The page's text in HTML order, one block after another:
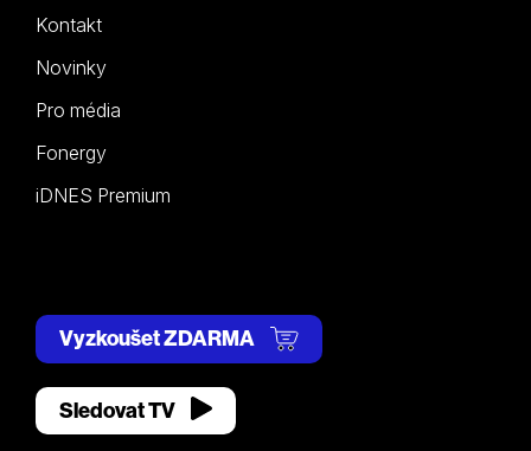
Kontakt
Novinky
Pro média
Fonergy
iDNES Premium
Vyzkoušet ZDARMA
Sledovat TV